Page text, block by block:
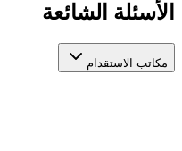
الأسئلة الشائعة
مكاتب الاستقدام